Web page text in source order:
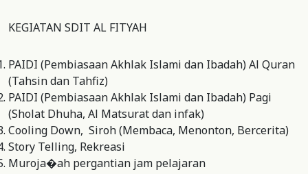
KEGIATAN SDIT AL FITYAH
PAIDI (Pembiasaan Akhlak Islami dan Ibadah) Al Quran
(Tahsin dan Tahfiz)
PAIDI (Pembiasaan Akhlak Islami dan Ibadah) Pagi
(Sholat Dhuha, Al Matsurat dan infak)
Cooling Down, Siroh (Membaca, Menonton, Bercerita)
Story Telling, Rekreasi
Muroja�ah pergantian jam pelajaran